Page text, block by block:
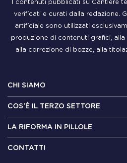
I contenuti pubblicati su Cantiere
verificati e curati dalla redazione.
artificiale sono utilizzati
produzione di contenuti grafici,
alla correzione di bozze, alla
CHI SIAMO
COS'È IL TERZO SETTORE
LA RIFORMA IN PILLOLE
CONTATTI